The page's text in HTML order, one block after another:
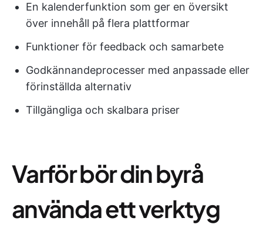
En kalenderfunktion som ger en översikt
över innehåll på flera plattformar
Funktioner för feedback och samarbete
Godkännandeprocesser med anpassade eller
förinställda alternativ
Tillgängliga och skalbara priser
Varför bör din byrå
använda ett verktyg